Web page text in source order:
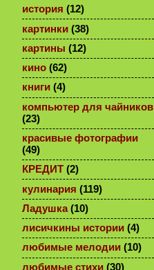
история (12)
картинки (38)
картины (12)
кино (62)
книги (4)
компьютер для чайников
(23)
красивые фотографии
(49)
КРЕДИТ (2)
кулинария (119)
Ладушка (10)
лисичкины истории (4)
любимые мелодии (10)
любимые стихи (30)